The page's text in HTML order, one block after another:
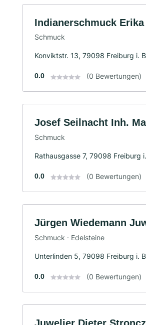
Indianerschmuck
Schmuck
Konviktstr. 13, 79098 Freiburg i.
0.0 (0 Bewertungen)
Josef Seilnacht Inh.
Schmuck
Rathausgasse 7, 79098 Freiburg
0.0 (0 Bewertungen)
Jürgen Wiedemann
Schmuck · Edelsteine
Unterlinden 5, 79098 Freiburg i.
0.0 (0 Bewertungen)
Juwelier Dieter